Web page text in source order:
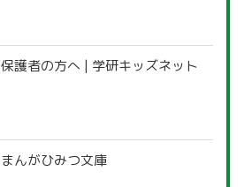
保護者の方へ | 学研キッズネット
まんがひみつ文庫